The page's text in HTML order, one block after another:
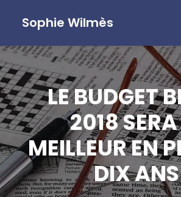
Sophie Wilmès
LE BUDGET
2018 SERA
MEILLEUR EN
DIX ANS